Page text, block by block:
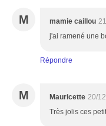
M mamie caillou
j'ai ramené une
Répondre
M Mauricette 20/
Très jolis ces